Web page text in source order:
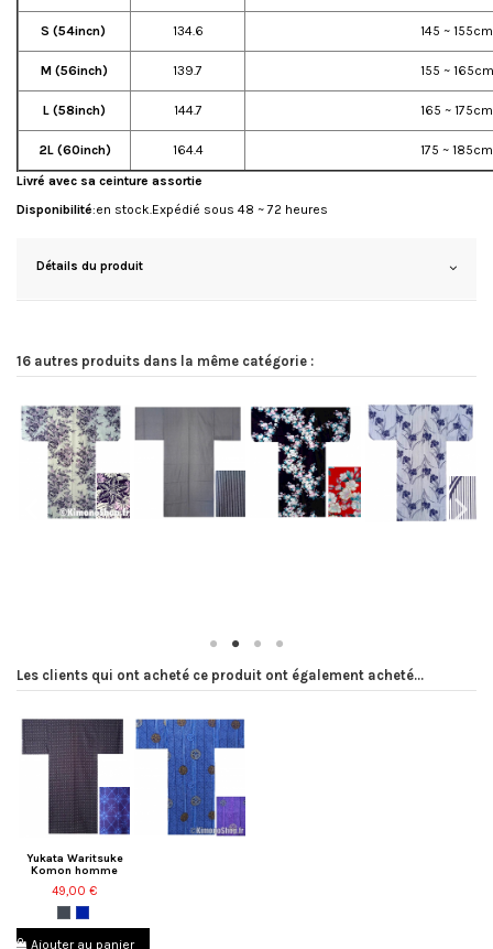
S (54incn) 134.6 145 ~ 155cm
M (56inch) 139.7 155 ~ 165cm
L (58inch) 144.7 165 ~ 175cm
2L (60inch) 164.4
175 ~ 185cm
Livré avec sa ceinture assortie
Disponibilité:en stock.Expédié sous 48 ~ 72 heures
Détails du produit
16 autres produits dans la même catégorie :
Les clients qui ont acheté ce produit ont également acheté...
Yukata Waritsuke
Komon homme
49,00 €
NoirBleu
marine
Ajouter au panier